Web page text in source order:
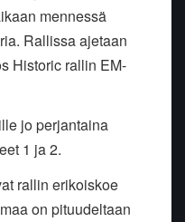
mennessä
Rallissa ajetaan
Historic rallin EM-
jo perjantaina
1 ja 2.
rallin erikoiskoe
on pituudeltaan